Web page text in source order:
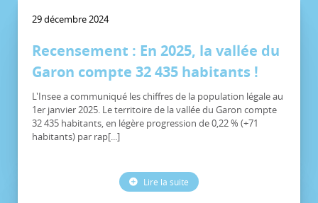
29 décembre 2024
Recensement : En 2025, la vallée du
Garon compte 32 435 habitants !
L'Insee a communiqué les chiffres de la population légale au
1er janvier 2025. Le territoire de la vallée du Garon compte
32 435 habitants, en légère progression de 0,22 % (+71
habitants) par rap[...]
Lire la suite